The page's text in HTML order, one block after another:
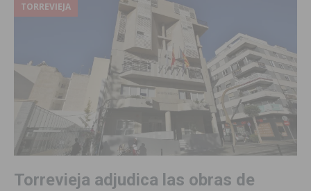
TORREVIEJA
Torrevieja adjudica las obras de